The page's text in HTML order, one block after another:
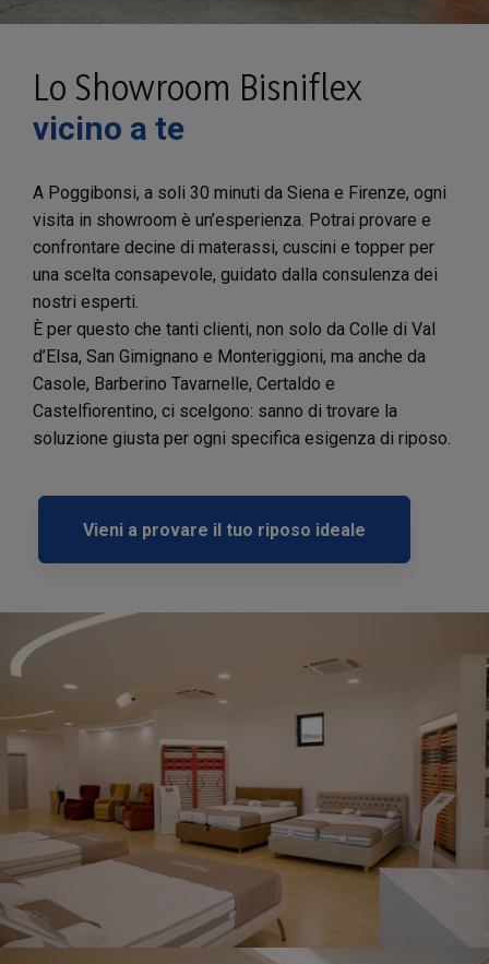
Lo Showroom Bisniflex
vicino a te
A Poggibonsi, a soli 30 minuti da Siena e Firenze, ogni
visita in showroom è un’esperienza. Potrai provare e
confrontare decine di materassi, cuscini e topper per
una scelta consapevole, guidato dalla consulenza dei
nostri esperti.
È per questo che tanti clienti, non solo da Colle di Val
d’Elsa, San Gimignano e Monteriggioni, ma anche da
Casole, Barberino Tavarnelle, Certaldo e
Castelfiorentino, ci scelgono: sanno di trovare la
soluzione giusta per ogni specifica esigenza di riposo.
Vieni a provare il tuo riposo ideale